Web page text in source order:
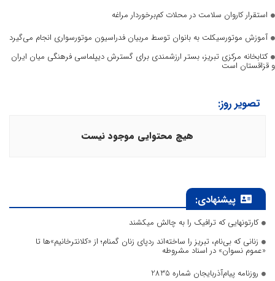
استقرار کاروان سلامت در محلات کم‌برخوردار مراغه
آموزش موتورسیکلت به بانوان توسط مربیان فدراسیون موتورسواری انجام می‌گیرد
کتابخانه مرکزی تبریز، بستر ارزشمندی برای گسترش دیپلماسی فرهنگی میان ایران
و قزاقستان است
تصویر روز:
هیچ محتوایی موجود نیست
پیشنهادی:
کارتونهایی که ترافیک را به چالش میکشند
زنانی که بی‌نام، تبریز را ساخته‌اند ردپای زنان گمنام؛ از «کلانترخانیم»ها تا
«عموم نسوان» در اسناد مشروطه
روزنامه پیام‌آذربایجان شماره 2835